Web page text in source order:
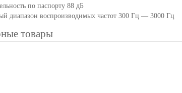
по паспорту 88 дБ
диапазон воспроизводимых частот 300 Гц — 3000 Гц
товары